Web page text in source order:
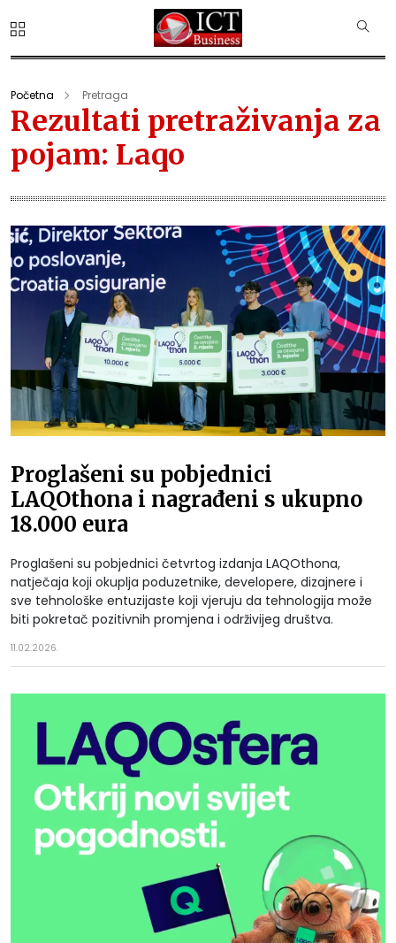
Početna Pretraga
Rezultati pretraživanja za
pojam: Laqo
Proglašeni su pobjednici
LAQOthona i nagrađeni s ukupno
18.000 eura
Proglašeni su pobjednici četvrtog izdanja LAQOthona,
natječaja koji okuplja poduzetnike, developere, dizajnere i
sve tehnološke entuzijaste koji vjeruju da tehnologija može
biti pokretač pozitivnih promjena i održivijeg društva.
11.02.2026.